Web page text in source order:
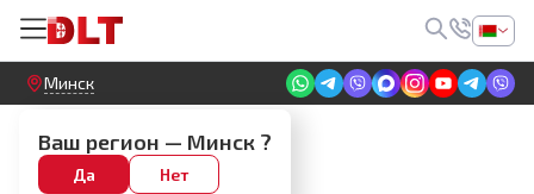
Круглосуточный! Прием заявок на сайте
Минск
Ваш регион — Минск ?
Да Нет
Алмазные притиры
Р50-60